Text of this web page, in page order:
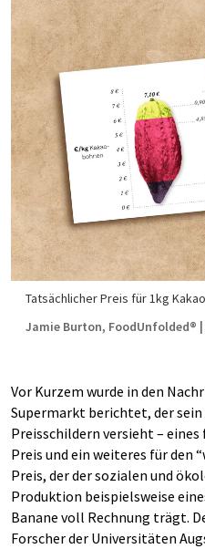
Tatsächlicher Preis für 1kg
Jamie Burton, FoodUnfolded®
Vor Kurzem wurde in den
Supermarkt berichtet, der
Preisschildern versieht –
Preis und ein weiteres für den
Preis, der der sozialen und
Produktion beispielsweise
Banane voll Rechnung trägt.
Forscher der Universitäten